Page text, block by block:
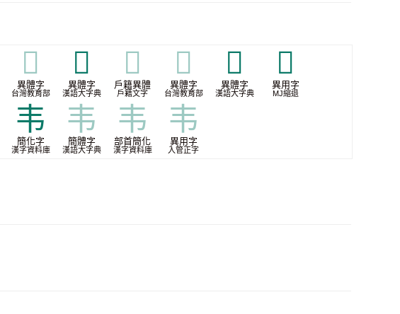
𥀊
異體字
台灣教育部
𥐄
異體字
漢語大字典
𥐄
戶籍異體
戶籍文字
𥐄
異體字
台灣教育部
𥐅
異體字
漢語大字典
𭘣
異用字
MJ縮退
韦
簡化字
漢字資料庫
韦
簡體字
漢語大字典
韦
部首簡化
漢字資料庫
韦
異用字
入管正字